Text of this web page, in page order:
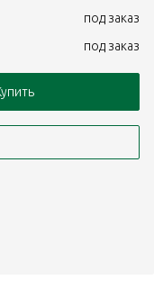
под заказ
под заказ